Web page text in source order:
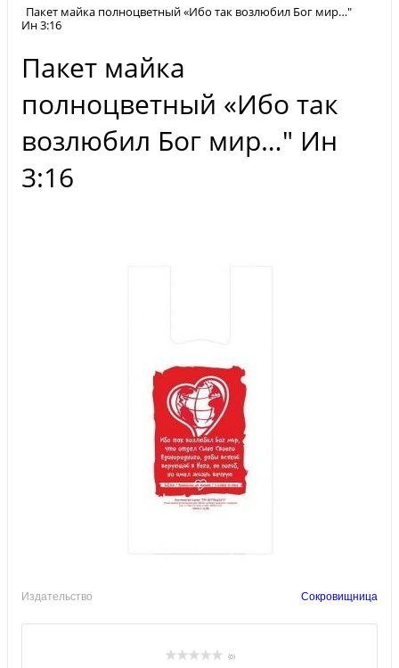
Пакет майка полноцветный «Ибо так возлюбил Бог мир…"
Ин 3:16
Пакет майка
полноцветный «Ибо так
возлюбил Бог мир…" Ин
3:16
Издательство Сокровищница
(0)